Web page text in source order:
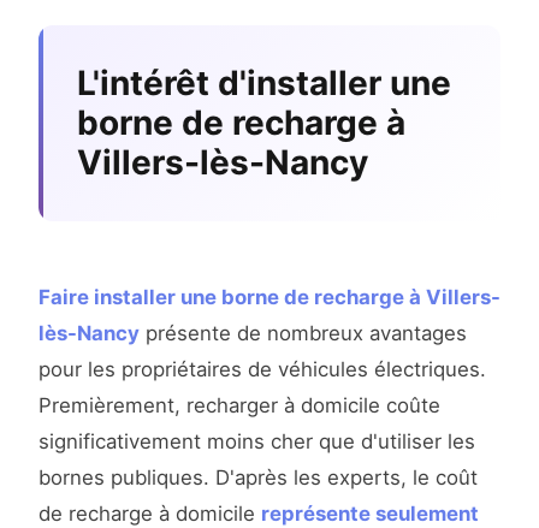
L'intérêt d'installer une
borne de recharge à
Villers-lès-Nancy
Faire installer une borne de recharge à Villers-
lès-Nancy présente de nombreux avantages
pour les propriétaires de véhicules électriques.
Premièrement, recharger à domicile coûte
significativement moins cher que d'utiliser les
bornes publiques. D'après les experts, le coût
de recharge à domicile représente seulement